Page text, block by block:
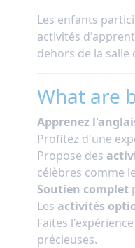
Les enfants
activités
dehors de la salle
What are
Apprenez
Profitez d'une
Propose des
célèbres comme
Soutien complet
Les activités
Faites
précieuses.